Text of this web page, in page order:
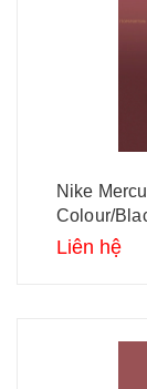
Nike
Colour/
Liên hệ